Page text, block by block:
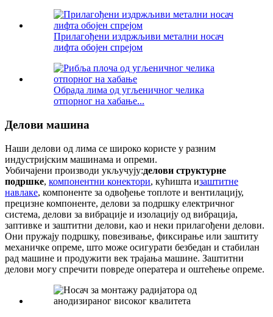
Прилагођени издржљиви метални носач
лифта обојен спрејом
Обрада лима од угљеничног челика
отпорног на хабање...
Делови машина
Наши делови од лима се широко користе у разним
индустријским машинама и опреми.
Уобичајени производи укључују:делови структурне
подршке, компонентни конектори, кућишта изаштитне
навлаке, компоненте за одвођење топлоте и вентилацију,
прецизне компоненте, делови за подршку електричног
система, делови за вибрације и изолацију од вибрација,
заптивке и заштитни делови, као и неки прилагођени делови.
Они пружају подршку, повезивање, фиксирање или заштиту
механичке опреме, што може осигурати безбедан и стабилан
рад машине и продужити век трајања машине. Заштитни
делови могу спречити повреде оператера и оштећење опреме.